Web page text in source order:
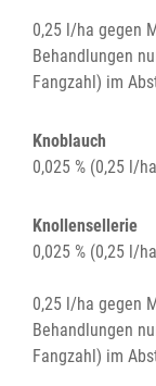
0,25 l/ha gegen
Behandlungen
Fangzahl) im
Knoblauch
0,025 % (0,25 l/
Knollensellerie
0,025 % (0,25 l/
0,25 l/ha gegen
Behandlungen
Fangzahl) im